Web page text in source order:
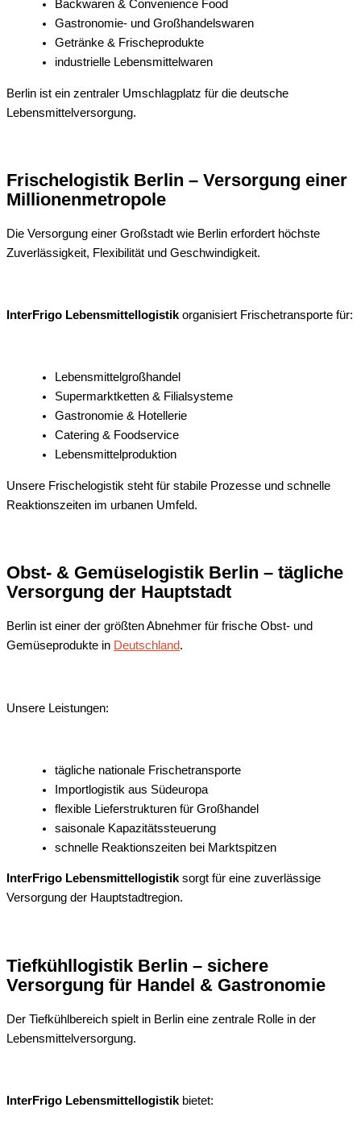
Backwaren & Convenience Food
Gastronomie- und Großhandelswaren
Getränke & Frischeprodukte
industrielle Lebensmittelwaren
Berlin ist ein zentraler Umschlagplatz für die deutsche
Lebensmittelversorgung.
Frischelogistik Berlin – Versorgung einer
Millionenmetropole
Die Versorgung einer Großstadt wie Berlin erfordert höchste
Zuverlässigkeit, Flexibilität und Geschwindigkeit.
InterFrigo Lebensmittellogistik organisiert Frischetransporte für:
Lebensmittelgroßhandel
Supermarktketten & Filialsysteme
Gastronomie & Hotellerie
Catering & Foodservice
Lebensmittelproduktion
Unsere Frischelogistik steht für stabile Prozesse und schnelle
Reaktionszeiten im urbanen Umfeld.
Obst- & Gemüselogistik Berlin – tägliche
Versorgung der Hauptstadt
Berlin ist einer der größten Abnehmer für frische Obst- und
Gemüseprodukte in Deutschland.
Unsere Leistungen:
tägliche nationale Frischetransporte
Importlogistik aus Südeuropa
flexible Lieferstrukturen für Großhandel
saisonale Kapazitätssteuerung
schnelle Reaktionszeiten bei Marktspitzen
InterFrigo Lebensmittellogistiksorgt für eine zuverlässige
Versorgung der Hauptstadtregion.
Tiefkühllogistik Berlin – sichere
Versorgung für Handel & Gastronomie
Der Tiefkühlbereich spielt in Berlin eine zentrale Rolle in der
Lebensmittelversorgung.
InterFrigo Lebensmittellogistik bietet: